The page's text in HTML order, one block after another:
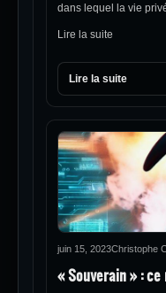
dans lequel la vie
Lire la suite
Lire la suite
juin 15, 2023Christophe
« Souverain » :